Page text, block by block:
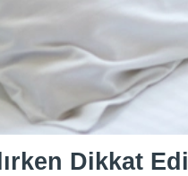
Dikkat